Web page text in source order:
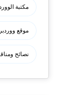
مكتبة
موقع
نصائح